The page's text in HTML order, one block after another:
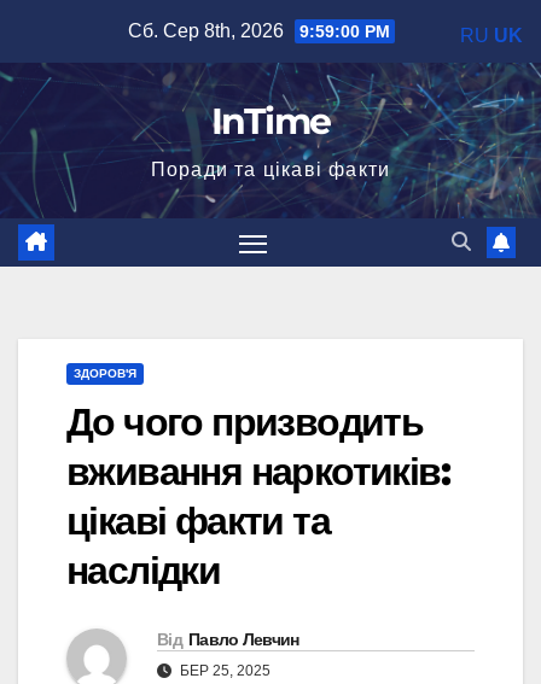
вмісту
Сб. Сер 8th, 2026 9:59:01 PM
InTime
Поради та цікаві факти
ЗДОРОВ'Я
До чого призводить
вживання наркотиків:
цікаві факти та
наслідки
Від Павло Левчин
БЕР 25, 2025
RU UK